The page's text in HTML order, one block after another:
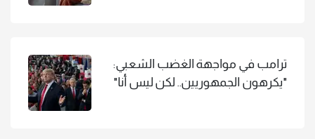
ترامب في مواجهة الغضب الشعبي:
"يكرهون الجمهوريين.. لكن ليس أنا"